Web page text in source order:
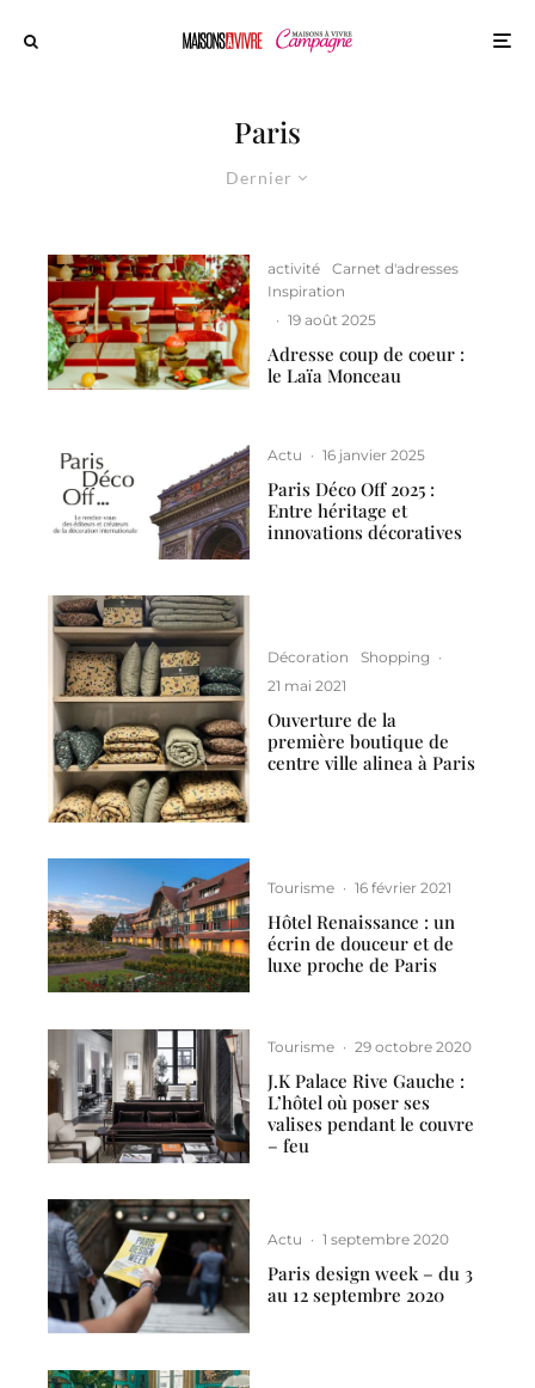
Paris
Dernier
activité
Carnet d'adresses
Inspiration
· 19 août 2025
Adresse coup de coeur :
le Laïa Monceau
Actu · 16 janvier 2025
Paris Déco Off 2025 :
Entre héritage et
innovations décoratives
Décoration Shopping ·
21 mai 2021
Ouverture de la
première boutique de
centre ville alinea à Paris
Tourisme · 16 février 2021
Hôtel Renaissance : un
écrin de douceur et de
luxe proche de Paris
Tourisme · 29 octobre 2020
J.K Palace Rive Gauche :
L’hôtel où poser ses
valises pendant le couvre
– feu
Actu · 1 septembre 2020
Paris design week – du 3
au 12 septembre 2020